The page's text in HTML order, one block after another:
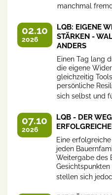
manchmal
02.10
2026
LQB: EIGENE
STÄRKEN -
ANDERS
Einen Tag lang
die eigene
gleichzeitig
persönliche
sich selbst und
07.10
2026
LQB - DER
Eine
jeden
Weitergabe des
stellen sich